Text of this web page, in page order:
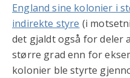
England sine kolonier i
indirekte styre (i
det gjaldt også for deler
større grad enn for
kolonier ble styrte